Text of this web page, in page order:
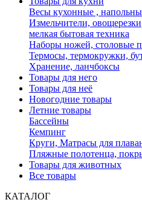
Весы кухонные ,
Измельчители, овощерезки
мелкая бытовая техника
Наборы ножей, столовые
Термосы, термокружки,
Хранение, ланчбоксы
Товары для него
Товары для неё
Новогодние товары
Летние товары
Бассейны
Кемпинг
Круги, Матрасы для
Пляжные полотенца,
Товары для животных
Все товары
КАТАЛОГ